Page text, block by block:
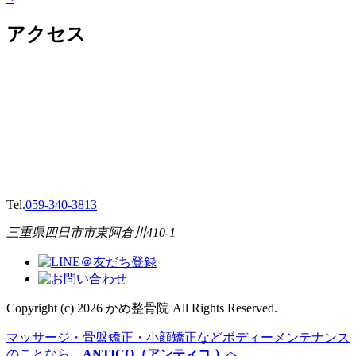
アクセス
Tel.059-340-3813
三重県四日市市東阿倉川410-1
Copyright (c) 2026 かめ整骨院 All Rights Reserved.
マッサージ・骨盤矯正・小顔矯正などボディーメンテナンス